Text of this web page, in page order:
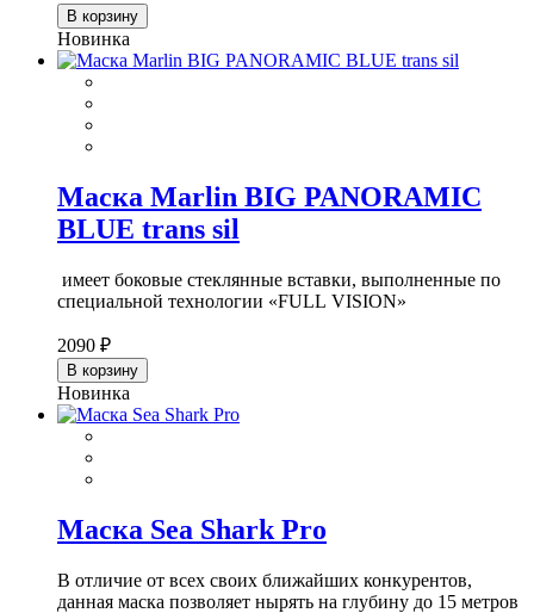
В корзину
Новинка
Маска Marlin BIG PANORAMIC
BLUE trans sil
имеет боковые стеклянные вставки, выполненные по
специальной технологии «FULL VISION»
2090 ₽
В корзину
Новинка
Маска Sea Shark Pro
В отличие от всех своих ближайших конкурентов,
данная маска позволяет нырять на глубину до 15 метров